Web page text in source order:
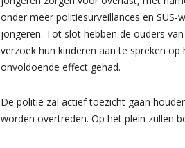
onder meer politiesurveillances en
jongeren. Tot slot hebben de ouders
verzoek hun kinderen aan te spreken
onvoldoende effect gehad.
De politie zal actief toezicht gaan
worden overtreden. Op het plein zullen